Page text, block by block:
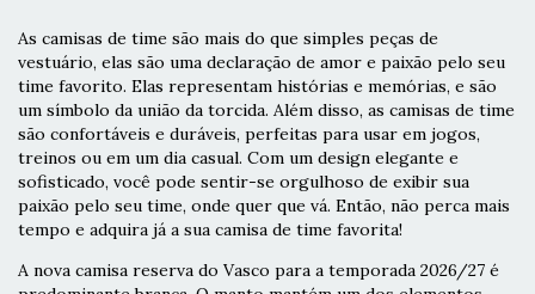
As camisas de time são mais do que simples peças de
vestuário, elas são uma declaração de amor e paixão pelo seu
time favorito. Elas representam histórias e memórias, e são
um símbolo da união da torcida. Além disso, as camisas de time
são confortáveis e duráveis, perfeitas para usar em jogos,
treinos ou em um dia casual. Com um design elegante e
sofisticado, você pode sentir-se orgulhoso de exibir sua
paixão pelo seu time, onde quer que vá. Então, não perca mais
tempo e adquira já a sua camisa de time favorita!
A nova camisa reserva do Vasco para a temporada 2026/27 é